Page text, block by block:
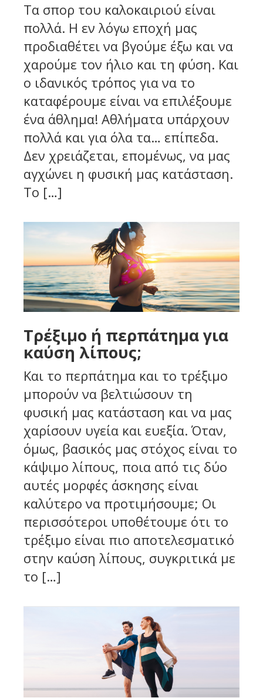
Τα σπορ του καλοκαιριού είναι
πολλά. Η εν λόγω εποχή μας
προδιαθέτει να βγούμε έξω και να
χαρούμε τον ήλιο και τη φύση. Και
ο ιδανικός τρόπος για να το
καταφέρουμε είναι να επιλέξουμε
ένα άθλημα! Αθλήματα υπάρχουν
πολλά και για όλα τα… επίπεδα.
Δεν χρειάζεται, επομένως, να μας
αγχώνει η φυσική μας κατάσταση.
Το […]
Τρέξιμο ή περπάτημα για
καύση λίπους;
Και το περπάτημα και το τρέξιμο
μπορούν να βελτιώσουν τη
φυσική μας κατάσταση και να μας
χαρίσουν υγεία και ευεξία. Όταν,
όμως, βασικός μας στόχος είναι το
κάψιμο λίπους, ποια από τις δύο
αυτές μορφές άσκησης είναι
καλύτερο να προτιμήσουμε; Οι
περισσότεροι υποθέτουμε ότι το
τρέξιμο είναι πιο αποτελεσματικό
στην καύση λίπους, συγκριτικά με
το […]